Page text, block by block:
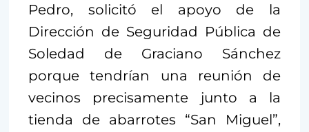
Pedro, solicitó el apoyo de la
Dirección de Seguridad Pública de
Soledad de Graciano Sánchez
porque tendrían una reunión de
vecinos precisamente junto a la
tienda de abarrotes “San Miguel”,